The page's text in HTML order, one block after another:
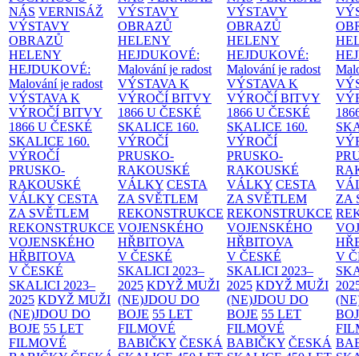
NÁS VERNISÁŽ
VÝSTAVY
OBRAZŮ
HELENY
HEJDUKOVÉ:
Malování je radost
VÝSTAVA K
VÝROČÍ BITVY
1866 U ČESKÉ
SKALICE 160.
VÝROČÍ
PRUSKO-
RAKOUSKÉ
VÁLKY CESTA
ZA SVĚTLEM
REKONSTRUKCE
VOJENSKÉHO
HŘBITOVA
V ČESKÉ
SKALICI 2023–
2025 KDYŽ MUŽI
(NE)JDOU DO
BOJE 55 LET
FILMOVÉ
VÝSTAVY
OBRAZŮ
HELENY
HEJDUKOVÉ:
Malování je radost
VÝSTAVA K
VÝROČÍ BITVY
1866 U ČESKÉ
SKALICE 160.
VÝROČÍ
PRUSKO-
RAKOUSKÉ
VÁLKY CESTA
ZA SVĚTLEM
REKONSTRUKCE
VOJENSKÉHO
HŘBITOVA
V ČESKÉ
SKALICI 2023–
2025 KDYŽ MUŽI
(NE)JDOU DO
BOJE 55 LET
FILMOVÉ
BABIČKY ČESKÁ
VÝSTAVY
OBRAZŮ
HELENY
HEJDUKOVÉ:
Malování je radost
VÝSTAVA K
VÝROČÍ BITVY
1866 U ČESKÉ
SKALICE 160.
VÝROČÍ
PRUSKO-
RAKOUSKÉ
VÁLKY CESTA
ZA SVĚTLEM
REKONSTRUKCE
VOJENSKÉHO
HŘBITOVA
V ČESKÉ
SKALICI 2023–
2025 KDYŽ MUŽI
(NE)JDOU DO
BOJE 55 LET
FILMOVÉ
BABIČKY ČESKÁ
ZA
V